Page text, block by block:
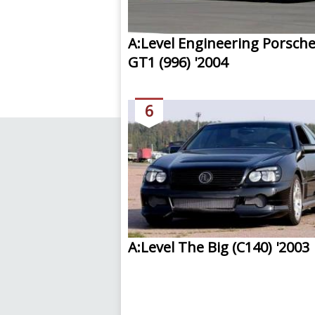
A:Level Engineering
GT1 (996) '2004
A:Level The Big (C140) '2003
6